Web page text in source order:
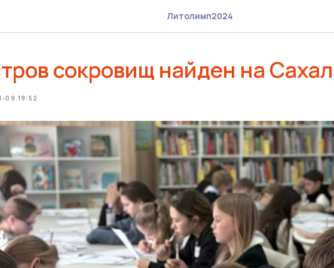
Литолимп2024
сокровищ найден на
09 19:52